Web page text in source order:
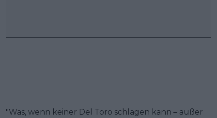
"Was, wenn keiner Del Toro schlagen kann – außer